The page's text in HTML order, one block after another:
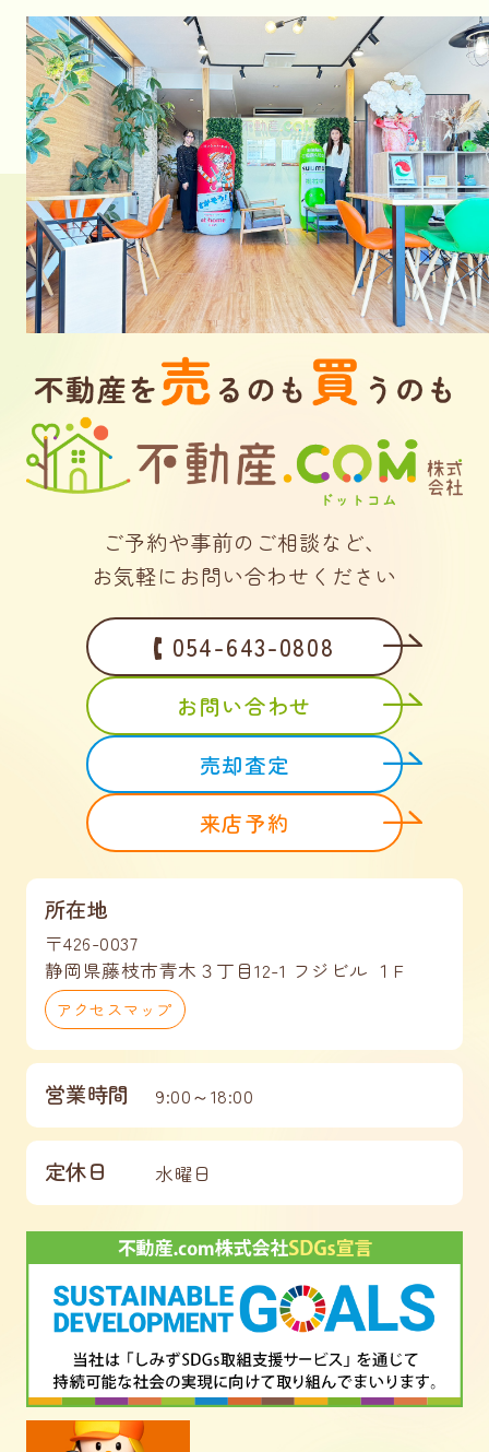
ご予約や事前のご相談など、
お気軽にお問い合わせください
054-643-0808
お問い合わせ
売却査定
来店予約
所在地
〒426-0037
静岡県藤枝市青木３丁目12-1 フジビル １F
アクセスマップ
営業時間 9:00～18:00
定休日 水曜日